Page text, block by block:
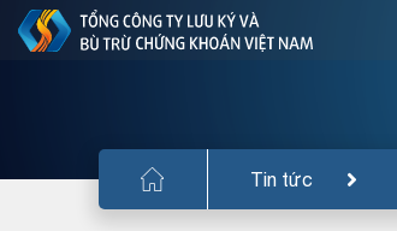
Tin tức